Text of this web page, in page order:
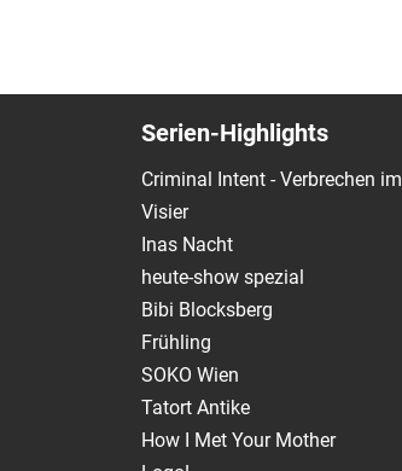
Serien-Highlights
Criminal Intent - Verbrechen im
Visier
Inas Nacht
heute-show spezial
Bibi Blocksberg
Frühling
SOKO Wien
Tatort Antike
How I Met Your Mother